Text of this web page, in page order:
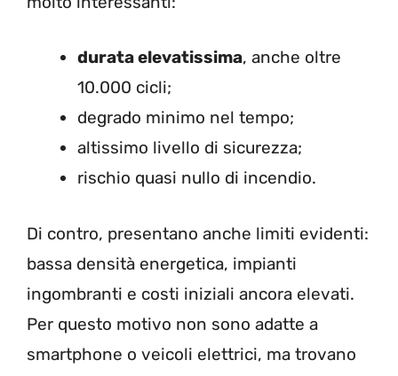
durata elevatissima, anche oltre
10.000 cicli;
degrado minimo nel tempo;
altissimo livello di sicurezza;
rischio quasi nullo di incendio.
Di contro, presentano anche limiti evidenti:
bassa densità energetica, impianti
ingombranti e costi iniziali ancora elevati.
Per questo motivo non sono adatte a
smartphone o veicoli elettrici, ma trovano